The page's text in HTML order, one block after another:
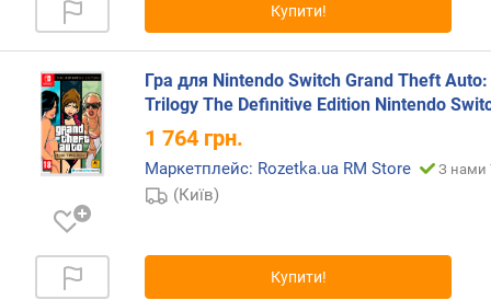
U
S
A
)
в
і
о
і
Купити!
Гра для Nintendo Switch Grand Theft
Trilogy The Definitive Edition Nintendo
1 764 грн.
Маркетплейс: Rozetka.ua RM Store З нами
(Київ)
Купити!